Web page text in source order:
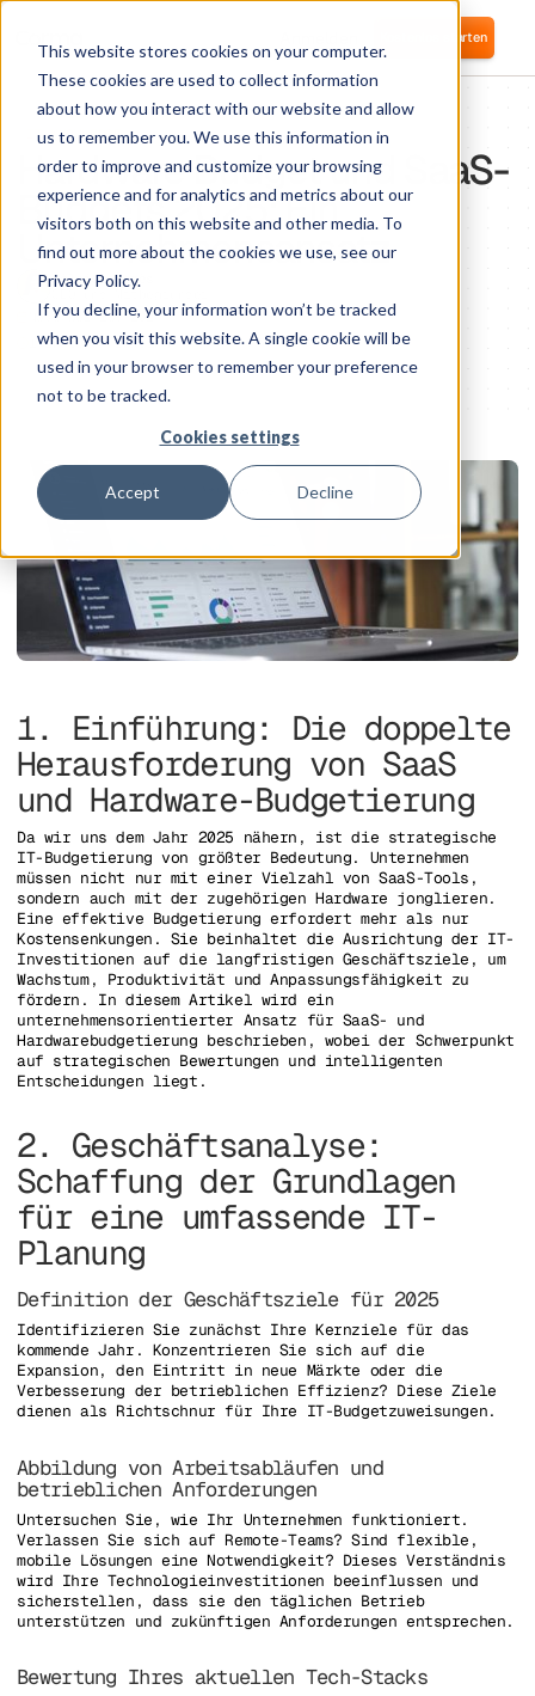
This website stores cookies on your computer.
These cookies are used to collect information
about how you interact with our website and allow
us to remember you. We use this information in
order to improve and customize your browsing
experience and for analytics and metrics about our
visitors both on this website and other media. To
find out more about the cookies we use, see our
Privacy Policy.
If you decline, your information won’t be tracked
when you visit this website. A single cookie will be
used in your browser to remember your preference
not to be tracked.
Cookies settings
Accept Decline
Kostenlos starten
IT KNOWLEDGE
Hardware Budget und SaaS-
Budgets 2025: Ein
Unternehmensansatz
Héloise Rozès
CEO und Mitbegründer
November 18, 2024
minute of reading
1. Einführung: Die doppelte
Herausforderung von SaaS
und Hardware-Budgetierung
Da wir uns dem Jahr 2025 nähern, ist die strategische
IT-Budgetierung von größter Bedeutung. Unternehmen
müssen nicht nur mit einer Vielzahl von SaaS-Tools,
sondern auch mit der zugehörigen Hardware jonglieren.
Eine effektive Budgetierung erfordert mehr als nur
Kostensenkungen. Sie beinhaltet die Ausrichtung der IT-
Investitionen auf die langfristigen Geschäftsziele, um
Wachstum, Produktivität und Anpassungsfähigkeit zu
fördern. In diesem Artikel wird ein
unternehmensorientierter Ansatz für SaaS- und
Hardwarebudgetierung beschrieben, wobei der Schwerpunkt
auf strategischen Bewertungen und intelligenten
Entscheidungen liegt.
2. Geschäftsanalyse:
Schaffung der Grundlagen
für eine umfassende IT-
Planung
Definition der Geschäftsziele für 2025
Identifizieren Sie zunächst Ihre Kernziele für das
kommende Jahr. Konzentrieren Sie sich auf die
Expansion, den Eintritt in neue Märkte oder die
Verbesserung der betrieblichen Effizienz? Diese Ziele
dienen als Richtschnur für Ihre IT-Budgetzuweisungen.
Abbildung von Arbeitsabläufen und
betrieblichen Anforderungen
Untersuchen Sie, wie Ihr Unternehmen funktioniert.
Verlassen Sie sich auf Remote-Teams? Sind flexible,
mobile Lösungen eine Notwendigkeit? Dieses Verständnis
wird Ihre Technologieinvestitionen beeinflussen und
sicherstellen, dass sie den täglichen Betrieb
unterstützen und zukünftigen Anforderungen entsprechen.
Bewertung Ihres aktuellen Tech-Stacks